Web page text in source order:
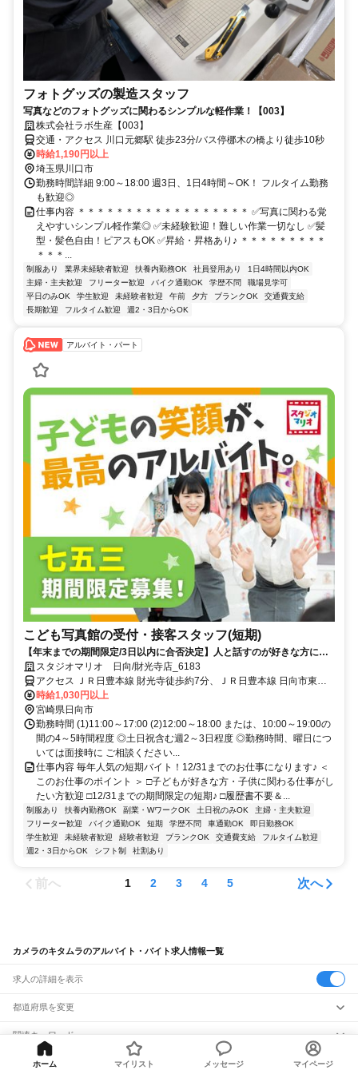
フォトグッズの製造スタッフ
写真などのフォトグッズに関わるシンプルな軽作業！【003】
株式会社ラボ生産【003】
交通・アクセス 川口元郷駅 徒歩23分/バス停梛木の橋より徒歩10秒
時給1,190円以上
埼玉県川口市
勤務時間詳細 9:00～18:00 週3日、1日4時間～OK！ フルタイム勤務
も歓迎◎
仕事内容 ＊＊＊＊＊＊＊＊＊＊＊＊＊＊＊＊＊＊ ✅写真に関わる覚
えやすいシンプル軽作業◎ ✅未経験歓迎！難しい作業一切なし ✅髪
型・髪色自由！ピアスもOK ✅昇給・昇格あり♪ ＊＊＊＊＊＊＊＊＊
＊＊＊...
制服あり 業界未経験者歓迎 扶養内勤務OK 社員登用あり
1日4時間以内OK
主婦・主夫歓迎
フリーター歓迎 バイク通勤OK 学歴不問
職場見学可
平日のみOK
学生歓迎 未経験者歓迎 午前 夕方 ブランクOK
交通費支給
長期歓迎
フルタイム歓迎 週2・3日からOK
アルバイト・パート
こども写真館の受付・接客スタッフ(短期)
【年末までの期間限定/3日以内に合否決定】人と話すのが好きな方にピ
ッタリ！扶養内も◎髪色・ネイル色自由♪
スタジオマリオ 日向/財光寺店_6183
アクセス ＪＲ日豊本線 財光寺徒歩約7分、ＪＲ日豊本線 日向市東口
徒歩約27分、ＪＲ日豊本線 南日向徒歩約55分 「財光寺駅」徒歩10分
時給1,030円以上
宮崎県日向市
勤務時間 (1)11:00～17:00 (2)12:00～18:00 または、10:00～19:00の
間の4～5時間程度 ◎土日祝含む週2～3日程度 ◎勤務時間、曜日につ
いては面接時に ご相談ください...
仕事内容 毎年人気の短期バイト！12/31までのお仕事になります♪ ＜
このお仕事のポイント ＞ □子どもが好きな方・子供に関わる仕事がし
たい方歓迎 □12/31までの期間限定の短期♪ □履歴書不要＆...
制服あり 扶養内勤務OK 副業・WワークOK 土日祝のみOK
主婦・主夫歓迎
フリーター歓迎
バイク通勤OK 短期 学歴不問 車通勤OK
即日勤務OK
学生歓迎
未経験者歓迎 経験者歓迎 ブランクOK 交通費支給
フルタイム歓迎
週2・3日からOK
シフト制 社割あり
前へ 1 2 3 4 5 次へ
カメラのキタムラのアルバイト・バイト求人情報一覧
求人の詳細を表示
都道府県を変更
関連キーワード
完全在宅ワーク 全国 シール貼り 在宅 ガチャガチャ
バイトTOP
カメラのキタムラのアルバイト・バイト・求人
ホーム マイリスト メッセージ マイページ